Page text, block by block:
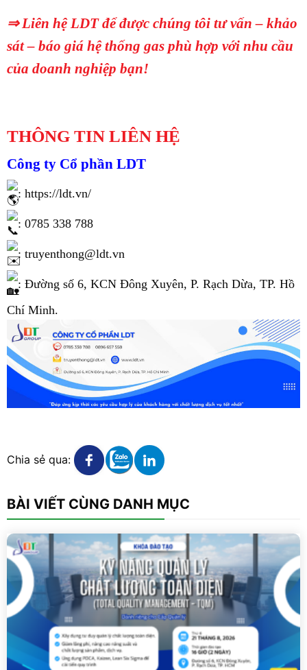
⇒ Liên hệ LDT để được chúng tôi tư vấn – khảo
sát – báo giá hệ thống gas phù hợp với nhu cầu
của doanh nghiệp bạn!
THÔNG TIN LIÊN HỆ
Công ty Cổ phần LDT
: https://ldt.vn/
: 0785 338 788
: truyenthong@ldt.vn
: Đường số 6, KCN Đông Xuyên, P. Rạch Dừa, TP. Hồ
Chí Minh.
Chia sẻ qua: Xem chi tiết
Xem chi tiếtXem chi tiết
BÀI VIẾT CÙNG DANH MỤC